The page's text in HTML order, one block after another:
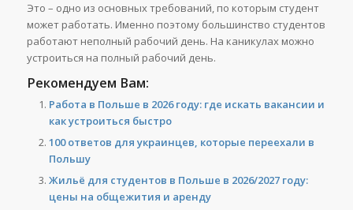
Это – одно из основных требований, по которым студент
может работать. Именно поэтому большинство студентов
работают неполный рабочий день. На каникулах можно
устроиться на полный рабочий день.
Рекомендуем Вам:
Работа в Польше в 2026 году: где искать вакансии и
как устроиться быстро
100 ответов для украинцев, которые переехали в
Польшу
Жильё для студентов в Польше в 2026/2027 году:
цены на общежития и аренду